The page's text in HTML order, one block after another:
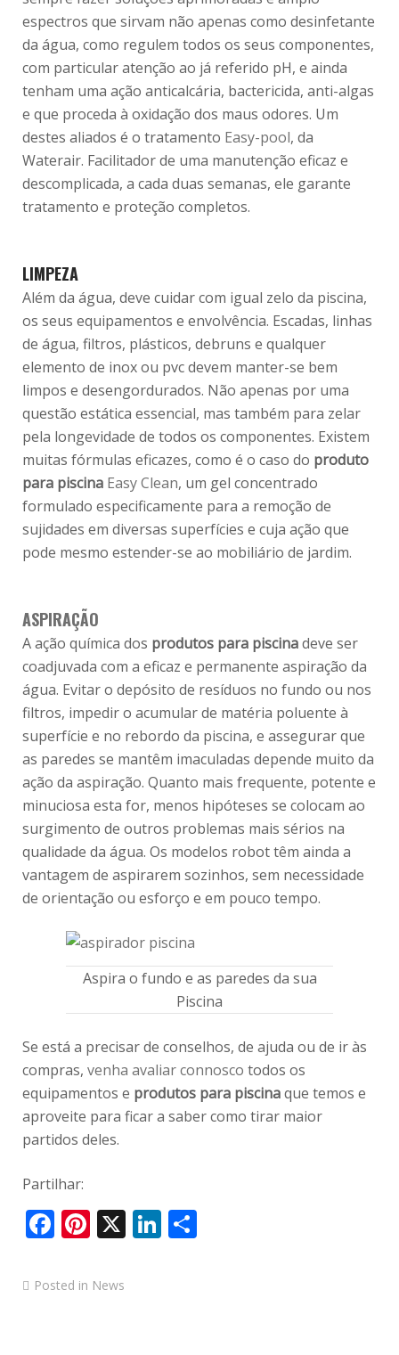
espectros que sirvam não apenas como desinfetante
da água, como regulem todos os seus componentes,
com particular atenção ao já referido pH, e ainda
tenham uma ação anticalcária, bactericida, anti-algas
e que proceda à oxidação dos maus odores. Um
destes aliados é o tratamento Easy-pool, da
Waterair. Facilitador de uma manutenção eficaz e
descomplicada, a cada duas semanas, ele garante
tratamento e proteção completos.
LIMPEZA
Além da água, deve cuidar com igual zelo da piscina,
os seus equipamentos e envolvência. Escadas, linhas
de água, filtros, plásticos, debruns e qualquer
elemento de inox ou pvc devem manter-se bem
limpos e desengordurados. Não apenas por uma
questão estática essencial, mas também para zelar
pela longevidade de todos os componentes. Existem
muitas fórmulas eficazes, como é o caso do produto
para piscina Easy Clean, um gel concentrado
formulado especificamente para a remoção de
sujidades em diversas superfícies e cuja ação que
pode mesmo estender-se ao mobiliário de jardim.
ASPIRAÇÃO
A ação química dos produtos para piscinadeve ser
coadjuvada com a eficaz e permanente aspiração da
água. Evitar o depósito de resíduos no fundo ou nos
filtros, impedir o acumular de matéria poluente à
superfície e no rebordo da piscina, e assegurar que
as paredes se mantêm imaculadas depende muito da
ação da aspiração. Quanto mais frequente, potente e
minuciosa esta for, menos hipóteses se colocam ao
surgimento de outros problemas mais sérios na
qualidade da água. Os modelos robot têm ainda a
vantagem de aspirarem sozinhos, sem necessidade
de orientação ou esforço e em pouco tempo.
Aspira o fundo e as paredes da sua
Piscina
Se está a precisar de conselhos, de ajuda ou de ir às
compras, venha avaliar connosco todos os
equipamentos e produtos para piscinaque temos e
aproveite para ficar a saber como tirar maior
partidos deles.
Partilhar:
Facebook
Pinterest
X LinkedIn
Posted in News